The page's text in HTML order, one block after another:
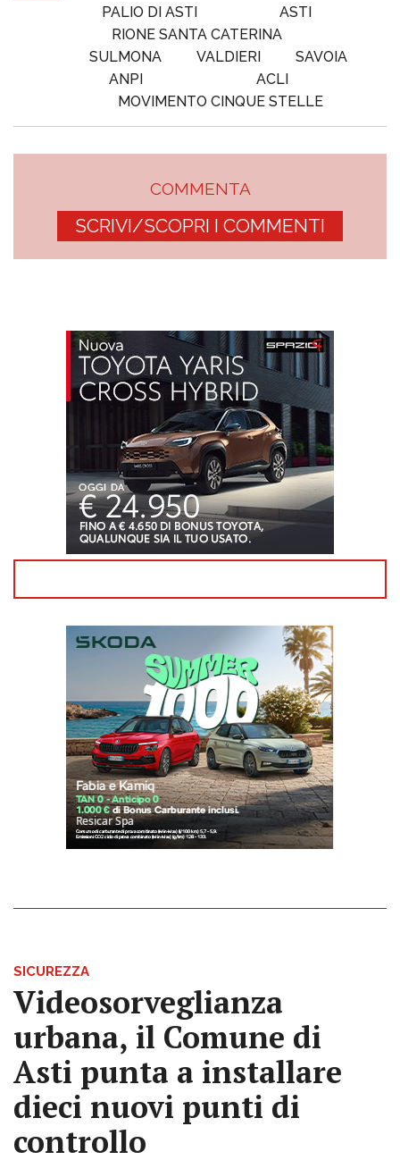
PALIO DI ASTI
ASTI
RIONE SANTA CATERINA
SULMONA
VALDIERI
SAVOIA
ANPI
ACLI
MOVIMENTO CINQUE STELLE
COMMENTA
SCRIVI/SCOPRI I COMMENTI
SICUREZZA
Videosorveglianza
urbana, il Comune di
Asti punta a installare
dieci nuovi punti di
controllo